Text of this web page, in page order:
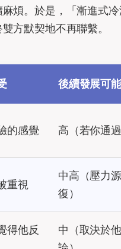
煩。於是，「漸進式
方默契地不再聯繫。
後續發展可
的感覺 高（若你通過
重視
中高（壓力
復）
得他反
中（取決於